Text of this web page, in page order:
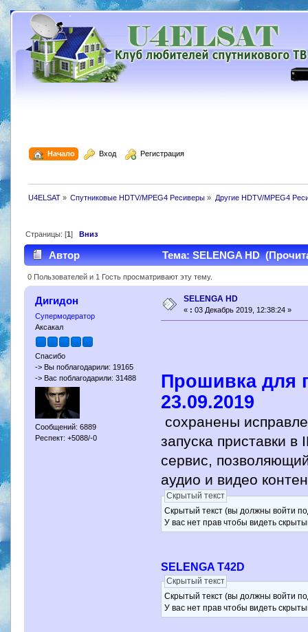
Начало Вход Регистрация
U4ELSAT» Спутниковые HDTV/MPEG4 Ресиверы » Другие HDTV/MPEG4
Страницы: [1] Вниз
Автор Тема: SELENGA HD
0 Пользователей и 1 Гость просматривают эту тему.
Дигидон
Супермодератор
Аксакал
Спасибо
-> Вы поблагодарили: 19165
-> Вас поблагодарили: 31488
Сообщений: 6889
Респект: +5088/-0
SELENGA HD
« : 03 Декабрь 2019, 12:38:24 »
Прошивка для
23.09.2019
сохранены
запуска приставки
сервис,
аудио и видео
Скрытый текст
Скрытый текст (вы должны войти
У вас нет прав чтобы видеть
SELENGA T42D
Скрытый текст
Скрытый текст (вы должны войти
У вас нет прав чтобы видеть